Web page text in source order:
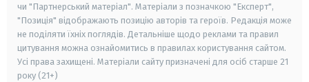
чи "Партнерський матеріал". Матеріали з позначкою "Експерт",
"Позиція" відображають позицію авторів та героїв. Редакція може
не поділяти їхніх поглядів. Детальніше щодо реклами та правил
цитування можна ознайомитись в правилах користування сайтом.
Усі права захищені. Матеріали сайту призначені для осіб старше 21
року (21+)